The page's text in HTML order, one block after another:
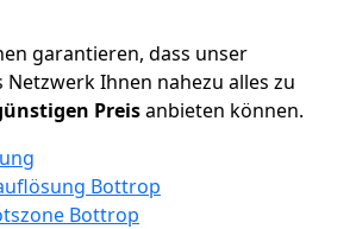
garantieren, dass unser
Ihnen nahezu alles zu
Preisanbieten können.
Bottrop
Bottrop